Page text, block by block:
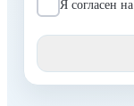
Я согласен на